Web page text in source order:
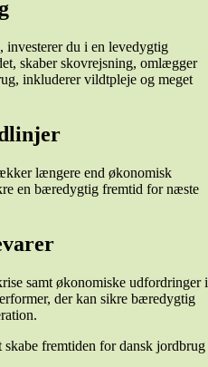
du i en levedygtig
skaber skovrejsning, omlægger
inkluderer vildtpleje og meget
længere end økonomisk
en bæredygtig fremtid for næste
samt økonomiske udfordringer i
der kan sikre bæredygtig
fremtiden for dansk jordbrug